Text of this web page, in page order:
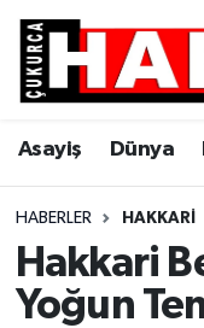
Asayiş Dünya
HABERLER HAKKARI
Hakkari
Yoğun
Asayiş
Dünya
Eğitim
Ekonomi
Hava Durumu
Trafik Durumu
Süper Lig
Tüm